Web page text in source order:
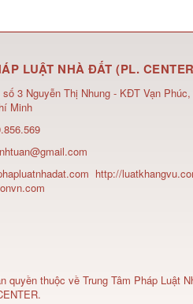
LUẬT NHÀ ĐẤT (PL.
số 3 Nguyễn Thị Nhung - KĐT Vạn
Minh
http://
quyền thuộc về Trung Tâm Pháp Luật
.